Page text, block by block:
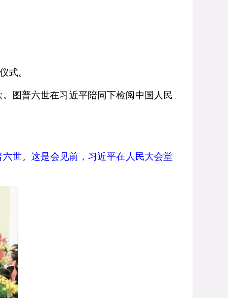
式。
图普六世在习近平陪同下检阅中国人民
世。这是会见前，习近平在人民大会堂